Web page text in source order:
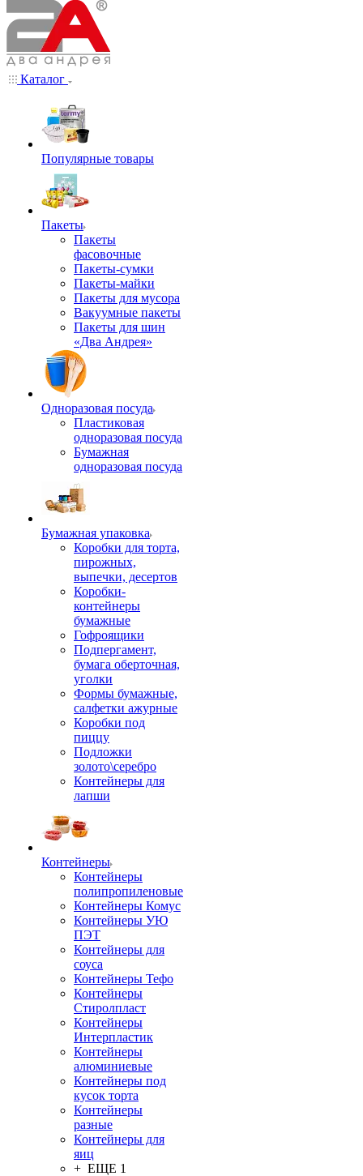
Каталог
Популярные товары
Пакеты
Пакеты
фасовочные
Пакеты-сумки
Пакеты-майки
Пакеты для мусора
Вакуумные пакеты
Пакеты для шин
«Два Андрея»
Одноразовая посуда
Пластиковая
одноразовая посуда
Бумажная
одноразовая посуда
Бумажная упаковка
Коробки для торта,
пирожных,
выпечки, десертов
Коробки-
контейнеры
бумажные
Гофроящики
Подпергамент,
бумага оберточная,
уголки
Формы бумажные,
салфетки ажурные
Коробки под
пиццу
Подложки
золото\серебро
Контейнеры для
лапши
Контейнеры
Контейнеры
полипропиленовые
Контейнеры Комус
Контейнеры УЮ
ПЭТ
Контейнеры для
соуса
Контейнеры Тефо
Контейнеры
Стиролпласт
Контейнеры
Интерпластик
Контейнеры
алюминиевые
Контейнеры под
кусок торта
Контейнеры
разные
Контейнеры для
яиц
+ ЕЩЕ 1